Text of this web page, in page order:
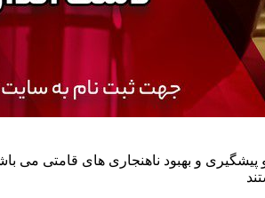
و بهبود ناهنجاری های قامتی می